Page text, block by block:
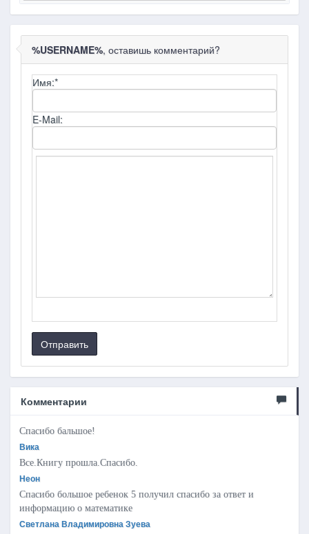
%USERNAME%, оставишь комментарий?
Имя:*
E-Mail:
Отправить
Комментарии
Спасибо бальшое!
Вика
Все.Книгу прошла.Спасибо.
Неон
Спасибо большое ребенок 5 получил спасибо за ответ и
информацию о математике
Светлана Владимировна Зуева